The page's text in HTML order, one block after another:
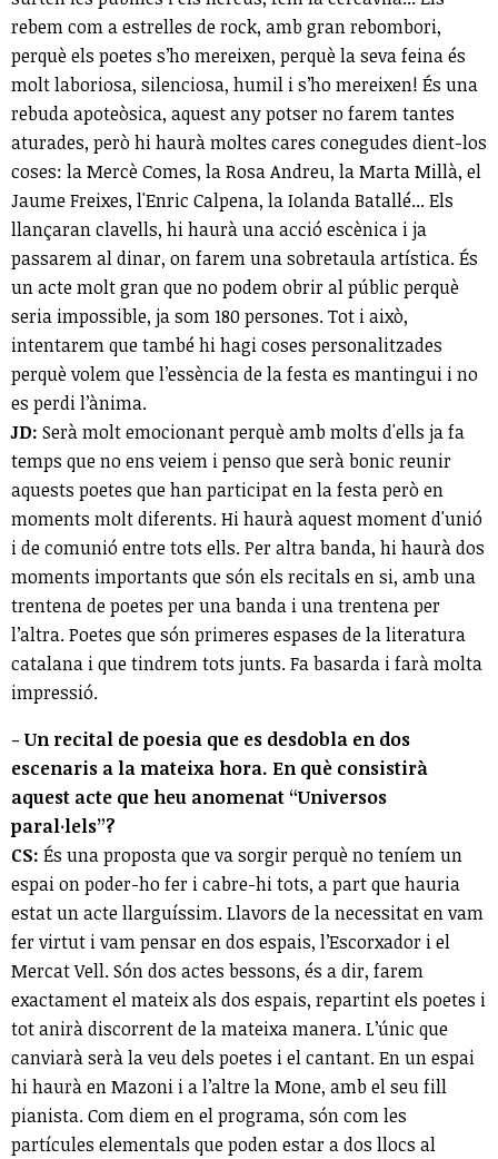
rebem com a estrelles de rock, amb gran rebombori,
perquè els poetes s’ho mereixen, perquè la seva feina és
molt laboriosa, silenciosa, humil i s’ho mereixen! És una
rebuda apoteòsica, aquest any potser no farem tantes
aturades, però hi haurà moltes cares conegudes dient-los
coses: la Mercè Comes, la Rosa Andreu, la Marta Millà, el
Jaume Freixes, l'Enric Calpena, la Iolanda Batallé... Els
llançaran clavells, hi haurà una acció escènica i ja
passarem al dinar, on farem una sobretaula artística. És
un acte molt gran que no podem obrir al públic perquè
seria impossible, ja som 180 persones. Tot i això,
intentarem que també hi hagi coses personalitzades
perquè volem que l’essència de la festa es mantingui i no
es perdi l’ànima.
JD: Serà molt emocionant perquè amb molts d'ells ja fa
temps que no ens veiem i penso que serà bonic reunir
aquests poetes que han participat en la festa però en
moments molt diferents. Hi haurà aquest moment d'unió
i de comunió entre tots ells. Per altra banda, hi haurà dos
moments importants que són els recitals en si, amb una
trentena de poetes per una banda i una trentena per
l’altra. Poetes que són primeres espases de la literatura
catalana i que tindrem tots junts. Fa basarda i farà molta
impressió.
- Un recital de poesia que es desdobla en dos
escenaris a la mateixa hora. En què consistirà
aquest acte que heu anomenat “Universos
paral·lels”?
CS: És una proposta que va sorgir perquè no teníem un
espai on poder-ho fer i cabre-hi tots, a part que hauria
estat un acte llarguíssim. Llavors de la necessitat en vam
fer virtut i vam pensar en dos espais, l’Escorxador i el
Mercat Vell. Són dos actes bessons, és a dir, farem
exactament el mateix als dos espais, repartint els poetes i
tot anirà discorrent de la mateixa manera. L’únic que
canviarà serà la veu dels poetes i el cantant. En un espai
hi haurà en Mazoni i a l’altre la Mone, amb el seu fill
pianista. Com diem en el programa, són com les
partícules elementals que poden estar a dos llocs al